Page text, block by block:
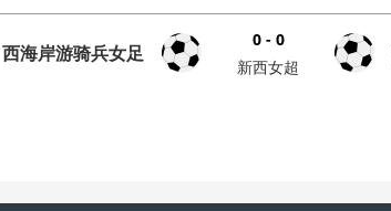
西海岸游骑兵女足
0 - 0
新西女超